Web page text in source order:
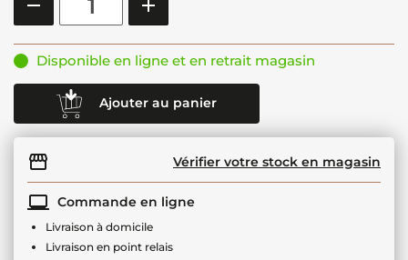
Disponible en ligne et en retrait magasin
Ajouter au panier
Vérifier votre stock en magasin
Commande en ligne
Livraison à domicile
Livraison en point relais